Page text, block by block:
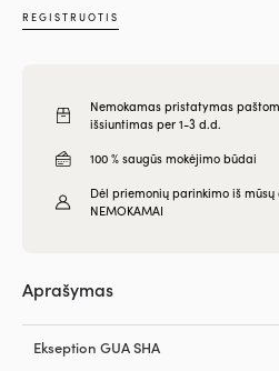
REGISTRUOTIS
Nemokamas pristatymas
išsiuntimas per 1-3 d.d.
100 % saugūs mokėjimo būdai
Dėl priemonių parinkimo iš
NEMOKAMAI
Aprašymas
Ekseption GUA SHA